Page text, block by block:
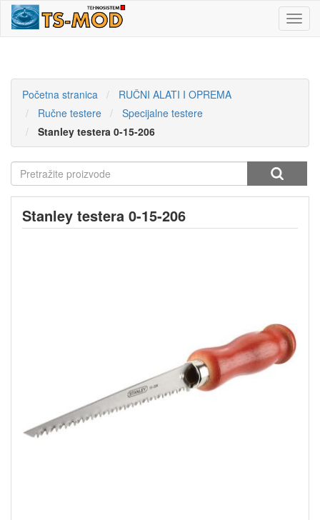
Početna stranica
RUČNI ALATI I OPREMA
Ručne testere
Specijalne testere
Stanley testera 0-15-206
Stanley testera 0-15-206